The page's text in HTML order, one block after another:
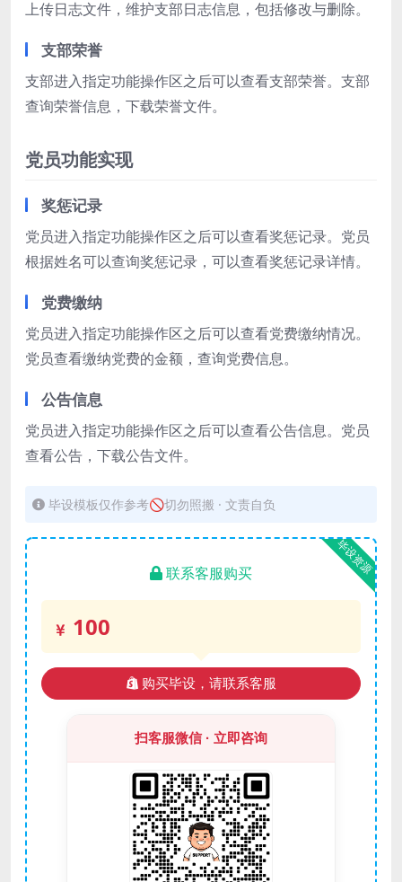
上传日志文件，维护支部日志信息，包括修改与删除。
支部荣誉
支部进入指定功能操作区之后可以查看支部荣誉。支部
查询荣誉信息，下载荣誉文件。
党员功能实现
奖惩记录
党员进入指定功能操作区之后可以查看奖惩记录。党员
根据姓名可以查询奖惩记录，可以查看奖惩记录详情。
党费缴纳
党员进入指定功能操作区之后可以查看党费缴纳情况。
党员查看缴纳党费的金额，查询党费信息。
公告信息
党员进入指定功能操作区之后可以查看公告信息。党员
查看公告，下载公告文件。
毕设模板仅作参考🚫切勿照搬 · 文责自负
毕设资源
联系客服购买
100
购买毕设，请联系客服
扫客服微信 · 立即咨询